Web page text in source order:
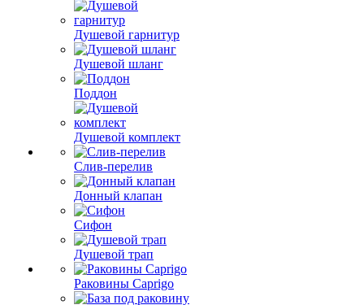
Душевой гарнитур
Душевой шланг
Поддон
Душевой комплект
Слив-перелив
Донный клапан
Сифон
Душевой трап
Раковины Caprigo